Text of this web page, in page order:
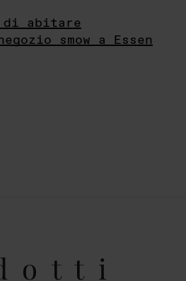
di abitare
smow a Essen